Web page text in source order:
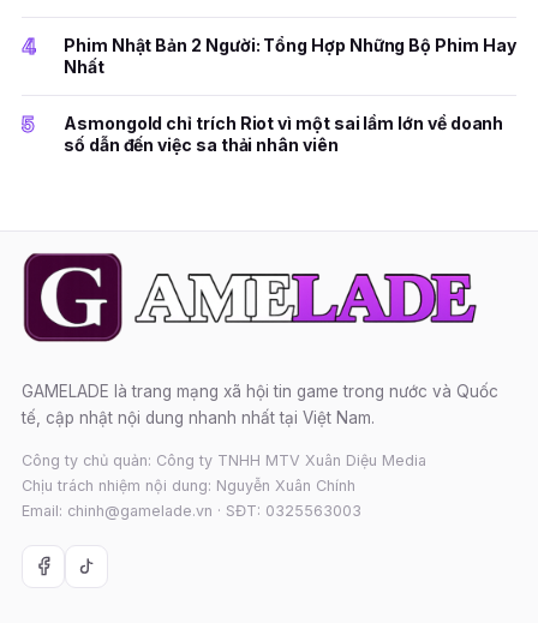
4
Phim Nhật Bản 2 Người: Tổng Hợp Những Bộ Phim Hay
Nhất
5
Asmongold chỉ trích Riot vì một sai lầm lớn về doanh
số dẫn đến việc sa thải nhân viên
GAMELADE là trang mạng xã hội tin game trong nước và Quốc
tế, cập nhật nội dung nhanh nhất tại Việt Nam.
Công ty chủ quản: Công ty TNHH MTV Xuân Diệu Media
Chịu trách nhiệm nội dung: Nguyễn Xuân Chính
Email: chinh@gamelade.vn · SĐT: 0325563003